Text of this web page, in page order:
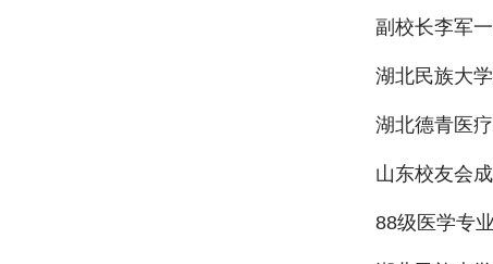
副校长李军
湖北民族大
湖北德青医
山东校友会
88级医学专